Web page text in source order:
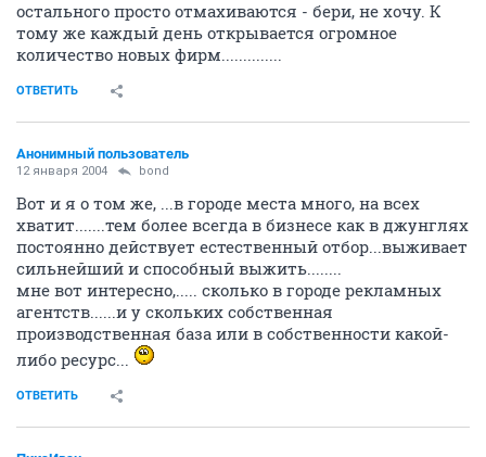
остального просто отмахиваются - бери, не хочу. К
тому же каждый день открывается огромное
количество новых фирм..............
ОТВЕТИТЬ
Анонимный пользователь
12 января 2004 bond
Вот и я о том же, ...в городе места много, на всех
хватит.......тем более всегда в бизнесе как в джунглях
постоянно действует естественный отбор...выживает
сильнейший и способный выжить........
мне вот интересно,..... сколько в городе рекламных
агентств......и у скольких собственная
производственная база или в собственности какой-
либо ресурс...
ОТВЕТИТЬ